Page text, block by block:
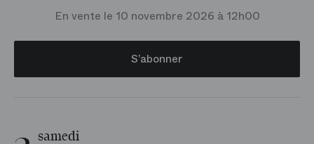
En vente le 10 novembre 2026 à 12h00
S’abonner
samedi